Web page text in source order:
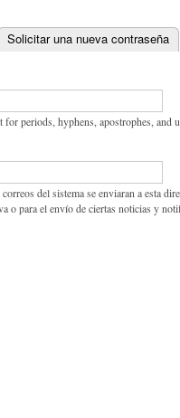
Solicitar una nueva contraseña
periods, hyphens, apostrophes, and
del sistema se enviaran a esta
o para el envío de ciertas noticias y